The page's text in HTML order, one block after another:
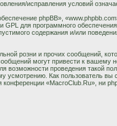
исправления условий
phpBB»,
GPL для программного
содержания и/или
розни и прочих сообщений,
могут привести к вашему
проведения такой
Как пользователь вы
«MacroClub.Ru», ни